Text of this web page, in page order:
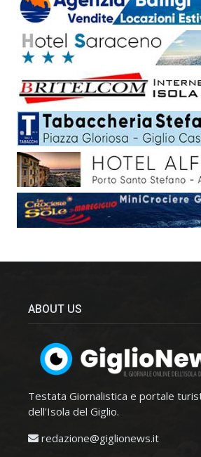
ABOUT US
Testata Giornalistica e portale
dell'Isola del Giglio.
redazione@giglionews.it